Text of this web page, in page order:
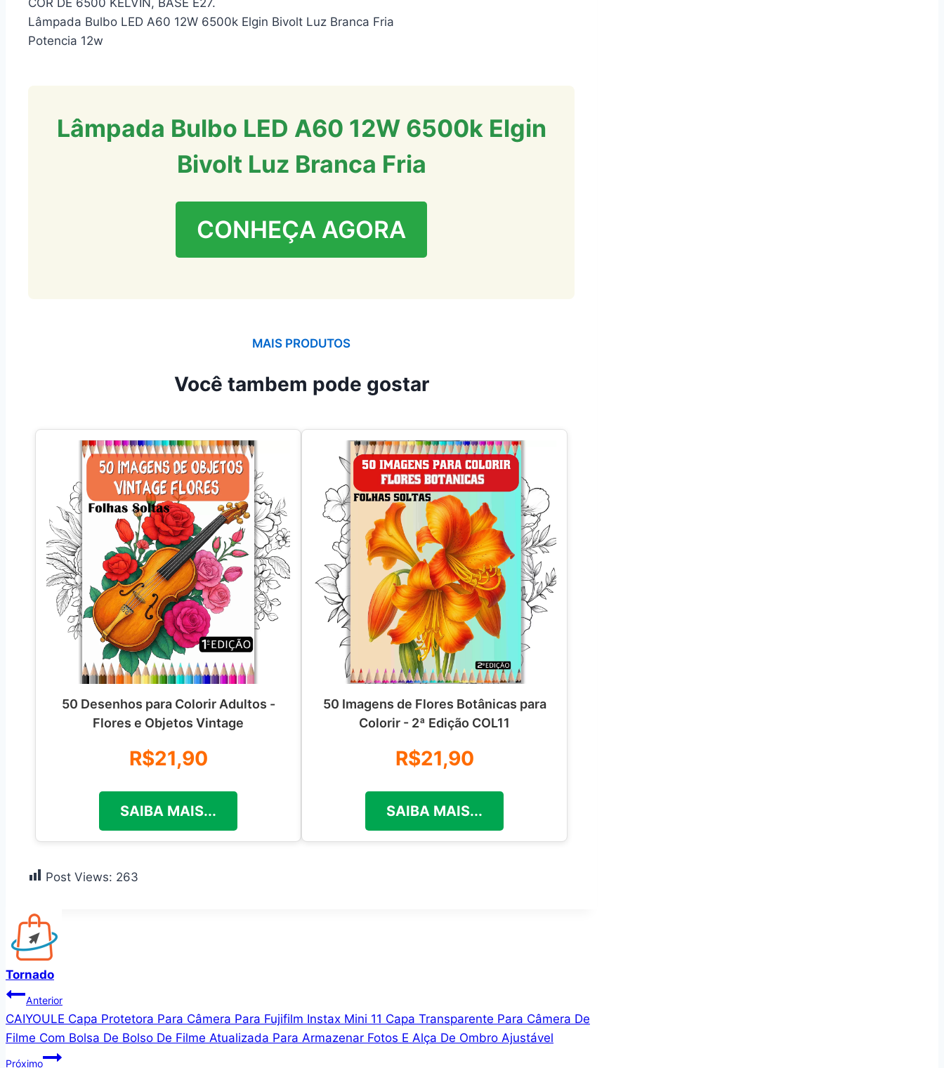
COR DE 6500 KELVIN, BASE E27.
Lâmpada Bulbo LED A60 12W 6500k Elgin Bivolt Luz Branca Fria
Potencia 12w
Lâmpada Bulbo LED A60 12W 6500k Elgin
Bivolt Luz Branca Fria
CONHEÇA AGORA
MAIS PRODUTOS
Você tambem pode gostar
50 Desenhos para Colorir Adultos -
Flores e Objetos Vintage
R$21,90
SAIBA MAIS...
50 Imagens de Flores Botânicas para
Colorir - 2ª Edição COL11
R$21,90
SAIBA MAIS...
Post Views: 263
Tornado
Navegação
de
Post
Anterior
CAIYOULE Capa Protetora Para Câmera Para Fujifilm Instax Mini 11 Capa Transparente Para Câmera De
Filme Com Bolsa De Bolso De Filme Atualizada Para Armazenar Fotos E Alça De Ombro Ajustável
Próximo